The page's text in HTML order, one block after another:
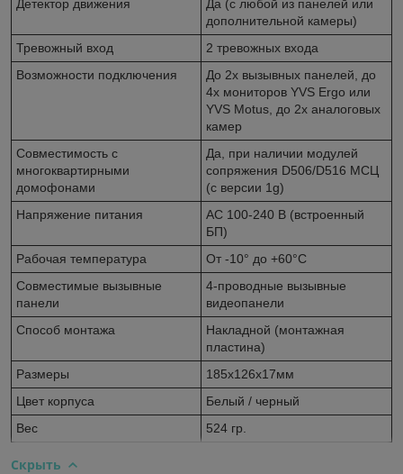
Детектор движения
Да (с любой из панелей или
дополнительной камеры)
Тревожный вход
2 тревожных входа
Возможности подключения
До 2х вызывных панелей, до
4х мониторов YVS Ergo или
YVS Motus, до 2х аналоговых
камер
Совместимость с
многоквартирными
домофонами
Да, при наличии модулей
сопряжения D506/D516 МСЦ
(с версии 1g)
Напряжение питания
АС 100-240 В (встроенный
БП)
Рабочая температура
От -10° до +60°С
Совместимые вызывные
панели
4-проводные вызывные
видеопанели
Способ монтажа
Накладной (монтажная
пластина)
Размеры
185х126х17мм
Цвет корпуса
Белый / черный
Вес
524 гр.
Скрыть